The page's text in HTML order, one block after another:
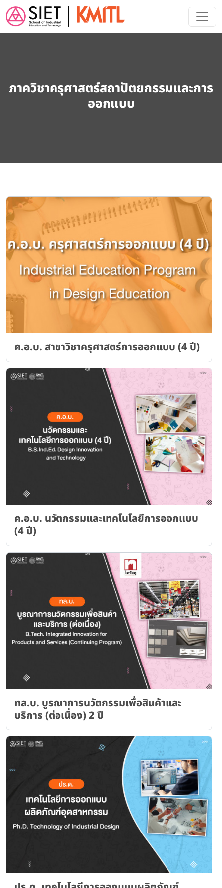
Skip to main content
ภาควิชาครุศาสตร์สถาปัตยกรรมและการ
ออกแบบ
ค.อ.บ. สาขาวิชาครุศาสตร์การออกแบบ (4 ปี)
ค.อ.บ. นวัตกรรมและเทคโนโลยีการออกแบบ
(4 ปี)
ทล.บ. บูรณาการนวัตกรรมเพื่อสินค้าและ
บริการ (ต่อเนื่อง) 2 ปี